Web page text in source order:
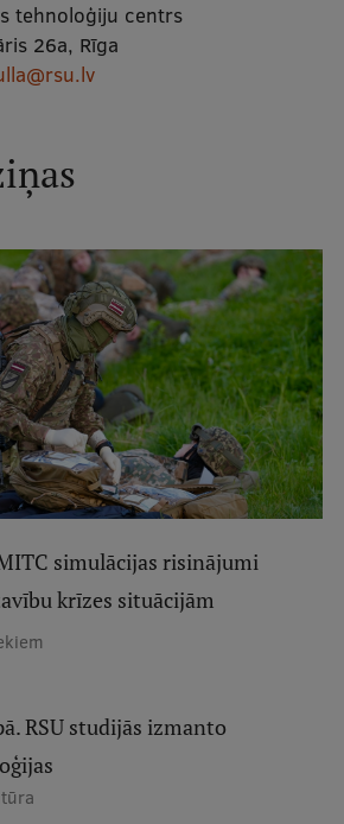
tehnoloģiju centrs
26a, Rīga
simulācijas risinājumi
krīzes situācijām
RSU studijās izmanto